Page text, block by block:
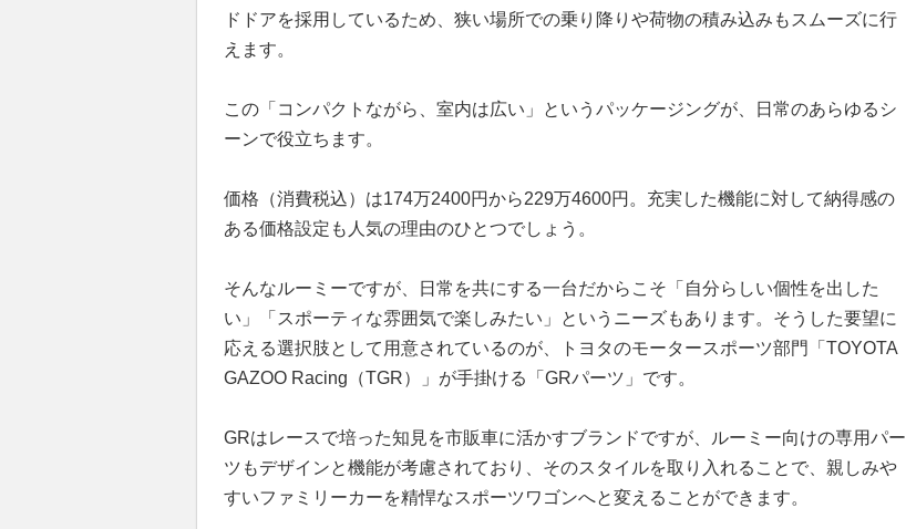
ドドアを採用しているため、狭い場所での乗り降りや荷物の積み込みもスムーズに行
えます。
この「コンパクトながら、室内は広い」というパッケージングが、日常のあらゆるシ
ーンで役立ちます。
価格（消費税込）は174万2400円から229万4600円。充実した機能に対して納得感の
ある価格設定も人気の理由のひとつでしょう。
そんなルーミーですが、日常を共にする一台だからこそ「自分らしい個性を出した
い」「スポーティな雰囲気で楽しみたい」というニーズもあります。そうした要望に
応える選択肢として用意されているのが、トヨタのモータースポーツ部門「TOYOTA
GAZOO Racing（TGR）」が手掛ける「GRパーツ」です。
GRはレースで培った知見を市販車に活かすブランドですが、ルーミー向けの専用パー
ツもデザインと機能が考慮されており、そのスタイルを取り入れることで、親しみや
すいファミリーカーを精悍なスポーツワゴンへと変えることができます。